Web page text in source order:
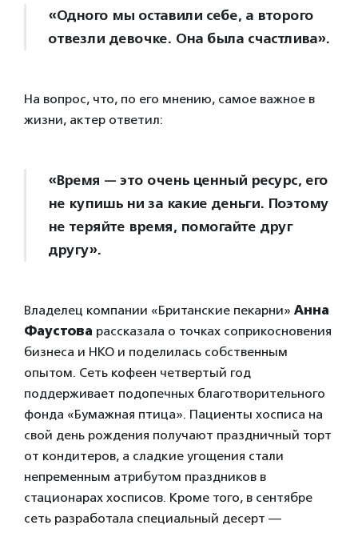
«Одного мы оставили себе, а второго
отвезли девочке. Она была счастлива».
На вопрос, что, по его мнению, самое важное в
жизни, актер ответил:
«Время — это очень ценный ресурс, его
не купишь ни за какие деньги. Поэтому
не теряйте время, помогайте друг
другу».
Владелец компании «Британские пекарни» Анна
Фаустова рассказала о точках соприкосновения
бизнеса и НКО и поделилась собственным
опытом. Сеть кофеен четвертый год
поддерживает подопечных благотворительного
фонда «Бумажная птица». Пациенты хосписа на
свой день рождения получают праздничный торт
от кондитеров, а сладкие угощения стали
непременным атрибутом праздников в
стационарах хосписов. Кроме того, в сентябре
сеть разработала специальный десерт —